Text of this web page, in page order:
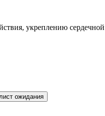
укреплению
ожидания